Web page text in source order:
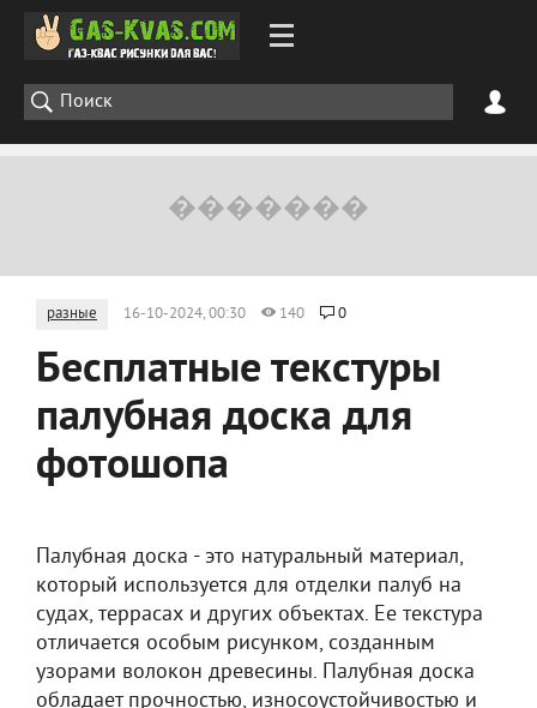
разные 16-10-2024, 00:30 140 0
Бесплатные текстуры
палубная доска для
фотошопа
Палубная доска - это натуральный материал,
который используется для отделки палуб на
судах, террасах и других объектах. Ее текстура
отличается особым рисунком, созданным
узорами волокон древесины. Палубная доска
обладает прочностью, износоустойчивостью и